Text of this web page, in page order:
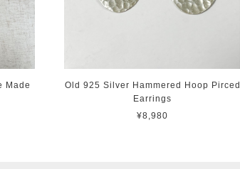
Made
Old 925 Silver Hammered Hoop Pirced
Earrings
¥8,980